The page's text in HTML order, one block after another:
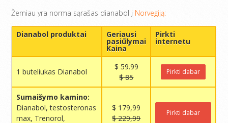
Žemiau yra norma sąrašas dianabol į Norvegiją:
Dianabol produktai Geriausi
pasiūlymai
Kaina
Pirkti
internetu
1 buteliukas Dianabol
$ 59.99
$ 85
Pirkti dabar
Sumaišymo kamino:
Dianabol, testosteronas
max, Trenorol,
$ 179,99
$ 229,99
Pirkti dabar